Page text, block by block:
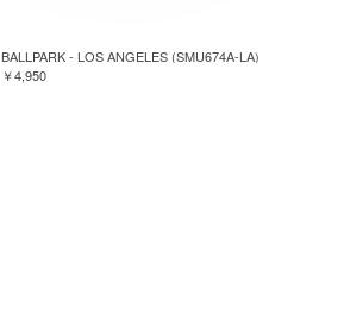
BALLPARK - LOS ANGELES (SMU674A-LA)
￥4,950